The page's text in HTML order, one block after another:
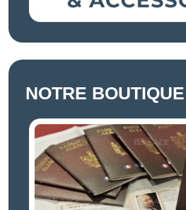
NOTRE BOUTIQUE